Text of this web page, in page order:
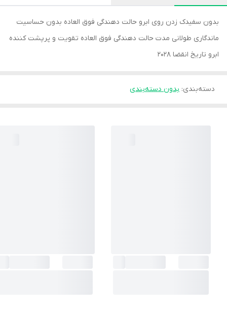
بدون سفیدک زدن روی ابرو حالت دهندگی فوق العاده بدون حساسیت
ماندگاری طولانی مدت حالت دهندگی فوق العاده تقویت و پرپشت کننده
ابرو تاریخ انقضا 2028
دسته‌بندی: بدون دسته‌بندی